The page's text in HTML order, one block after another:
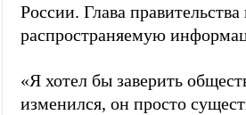
России. Глава
распространяемую
«Я хотел бы заверить
изменился, он просто